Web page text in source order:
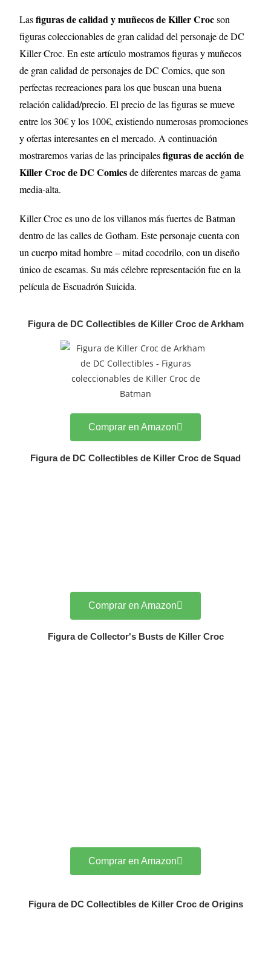
Lasfiguras de calidad y muñecos de Killer Crocson
figuras coleccionables de gran calidad del personaje de DC
Killer Croc. En este artículo mostramos figuras y muñecos
de gran calidad de personajes de DC Comics, que son
perfectas recreaciones para los que buscan una buena
relación calidad/precio. El precio de las figuras se mueve
entre los 30€ y los 100€, existiendo numerosas promociones
y ofertas interesantes en el mercado. A continuación
mostraremos varias de las principalesfiguras de acción de
Killer Croc de DC Comicsde diferentes marcas de gama
media-alta.
Killer Croc es uno de los villanos más fuertes de Batman
dentro de las calles de Gotham. Este personaje cuenta con
un cuerpo mitad hombre – mitad cocodrilo, con un diseño
único de escamas. Su más célebre representación fue en la
película de Escuadrón Suicida.
Figura de DC Collectibles de Killer Croc de Arkham
Comprar en Amazon
Figura de DC Collectibles de Killer Croc de Squad
Comprar en Amazon
Figura de Collector's Busts de Killer Croc
Comprar en Amazon
Figura de DC Collectibles de Killer Croc de Origins